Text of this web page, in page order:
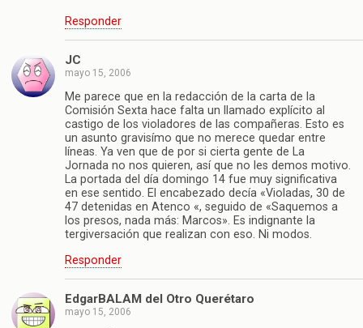
Responder
JC
mayo 15, 2006
Me parece que en la redacción de la carta de la
Comisión Sexta hace falta un llamado explícito al
castigo de los violadores de las compañeras. Esto es
un asunto gravisímo que no merece quedar entre
líneas. Ya ven que de por si cierta gente de La
Jornada no nos quieren, así que no les demos motivo.
La portada del día domingo 14 fue muy significativa
en ese sentido. El encabezado decía «Violadas, 30 de
47 detenidas en Atenco «, seguido de «Saquemos a
los presos, nada más: Marcos». Es indignante la
tergiversación que realizan con eso. Ni modos.
Responder
EdgarBALAM del Otro Querétaro
mayo 15, 2006